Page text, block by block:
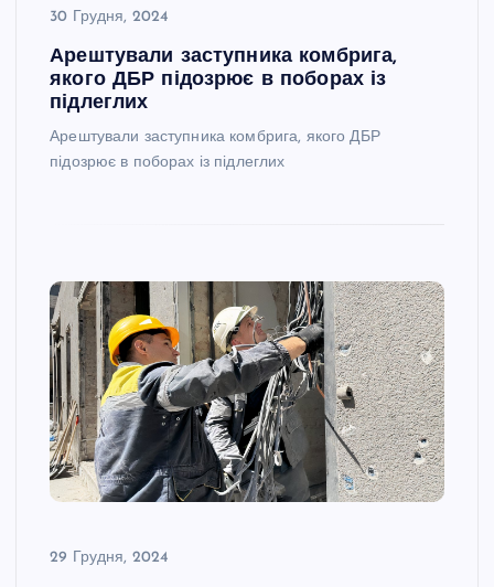
30 Грудня, 2024
Арештували заступника комбрига,
якого ДБР підозрює в поборах із
підлеглих
Арештували заступника комбрига, якого ДБР
підозрює в поборах із підлеглих
29 Грудня, 2024